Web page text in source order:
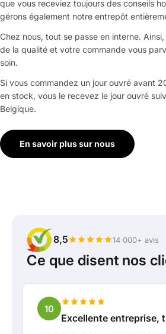
que vous receviez toujours des conseils
gérons également notre entrepôt
Chez nous, tout se passe en interne.
de la qualité et votre commande vous
soin.
Si vous commandez un jour ouvré avant
en stock, vous le recevez le jour ouvré
Belgique.
En savoir plus sur nous
8,5 14 000+ avis
Ce que disent nos
10
Excellente entreprise,